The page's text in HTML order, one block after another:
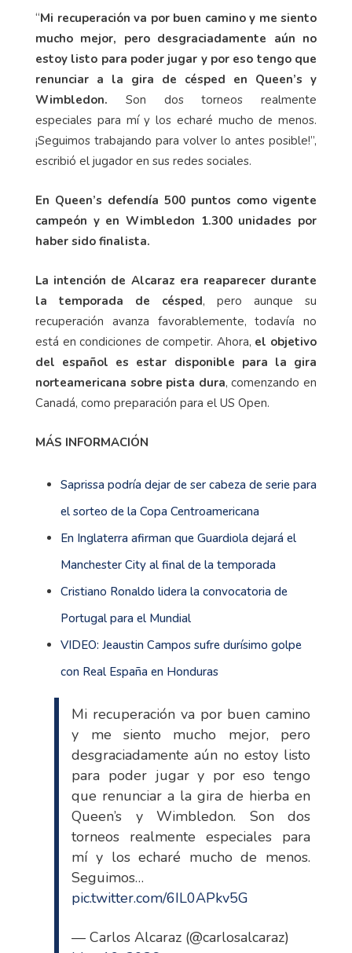
“Mi recuperación va por buen camino y me siento
mucho mejor, pero desgraciadamente aún no
estoy listo para poder jugar y por eso tengo que
renunciar a la gira de césped en Queen’s y
Wimbledon. Son dos torneos realmente
especiales para mí y los echaré mucho de menos.
¡Seguimos trabajando para volver lo antes posible!”,
escribió el jugador en sus redes sociales.
En Queen’s defendía 500 puntos como vigente
campeón y en Wimbledon 1.300 unidades por
haber sido finalista.
La intención de Alcaraz era reaparecer durante
la temporada de césped, pero aunque su
recuperación avanza favorablemente, todavía no
está en condiciones de competir. Ahora, el objetivo
del español es estar disponible para la gira
norteamericana sobre pista dura, comenzando en
Canadá, como preparación para el US Open.
MÁS INFORMACIÓN
Saprissa podría dejar de ser cabeza de serie para
el sorteo de la Copa Centroamericana
En Inglaterra afirman que Guardiola dejará el
Manchester City al final de la temporada
Cristiano Ronaldo lidera la convocatoria de
Portugal para el Mundial
VIDEO: Jeaustin Campos sufre durísimo golpe
con Real España en Honduras
Mi recuperación va por buen camino
y me siento mucho mejor, pero
desgraciadamente aún no estoy listo
para poder jugar y por eso tengo
que renunciar a la gira de hierba en
Queen’s y Wimbledon. Son dos
torneos realmente especiales para
mí y los echaré mucho de menos.
Seguimos…
pic.twitter.com/6IL0APkv5G
— Carlos Alcaraz (@carlosalcaraz)